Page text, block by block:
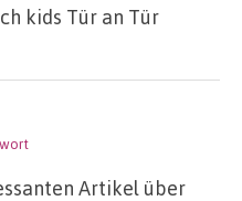
kids Tür an Tür
Artikel über